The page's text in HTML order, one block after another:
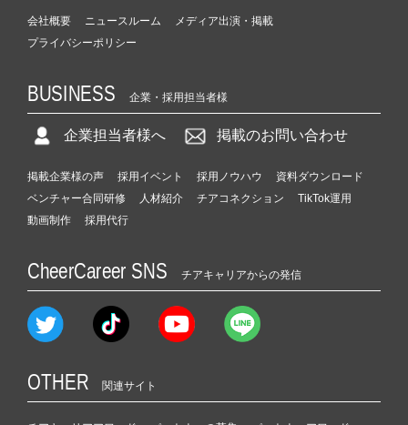
会社概要 ニュースルーム
メディア出演・掲載
プライバシーポリシー
BUSINESS 企業・採用担当者様
企業担当者様へ 掲載のお問い合わせ
掲載企業様の声 採用イベント 採用ノウハウ
資料ダウンロード
ベンチャー合同研修
人材紹介 チアコネクション
TikTok運用
動画制作
採用代行
CheerCareer SNS チアキャリアからの発信
OTHER 関連サイト